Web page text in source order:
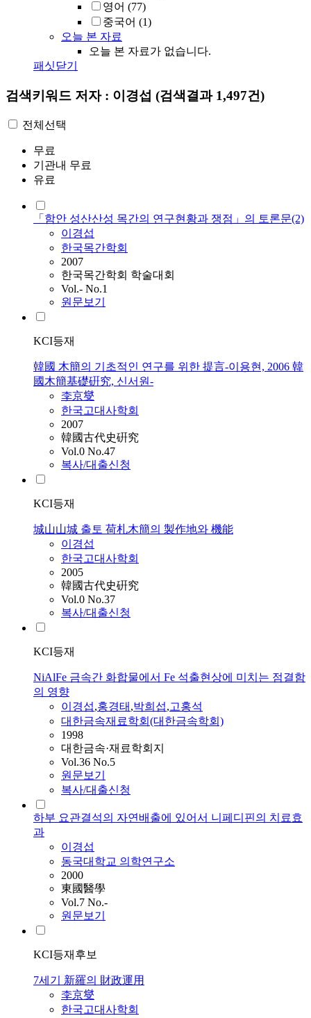
영어 (77)
중국어 (1)
오늘 본 자료
오늘 본 자료가 없습니다.
패싯닫기
검색키워드 저자 : 이경섭 (검색결과 1,497건)
전체선택
무료
기관내 무료
유료
「함안 성산산성 목간의 연구현황과 쟁점」의 토론문(2)
이경섭
한국목간학회
2007
한국목간학회 학술대회
Vol.- No.1
원문보기
KCI등재
韓國 木簡의 기초적인 연구를 위한 提言-이용현, 2006 韓
國木簡基礎硏究, 신서원-
李京燮
한국고대사학회
2007
韓國古代史硏究
Vol.0 No.47
복사/대출신청
KCI등재
城山山城 출토 荷札木簡의 製作地와 機能
이경섭
한국고대사학회
2005
韓國古代史硏究
Vol.0 No.37
복사/대출신청
KCI등재
NiAlFe 금속간 화합물에서 Fe 석출현상에 미치는 점결함
의 영향
이경섭,홍경태 ,박희섭,고홍석
대한금속재료학회(대한금속학회)
1998
대한금속·재료학회지
Vol.36 No.5
원문보기
복사/대출신청
하부 요관결석의 자연배출에 있어서 니페디핀의 치료효
과
이경섭
동국대학교 의학연구소
2000
東國醫學
Vol.7 No.-
원문보기
KCI등재후보
7세기 新羅의 財政運用
李京燮
한국고대사학회